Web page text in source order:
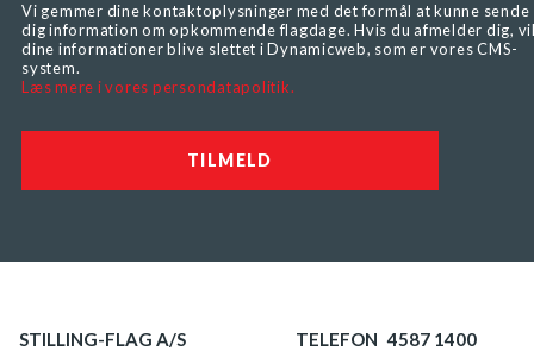
Vi gemmer dine kontaktoplysninger med det formål at kunne sende
dig information om opkommende flagdage. Hvis du afmelder dig,
dine informationer blive slettet i Dynamicweb, som er vores CMS-
system.
Læs mere i vores persondatapolitik.
STILLING-FLAG A/S
TELEFON 4587 1400